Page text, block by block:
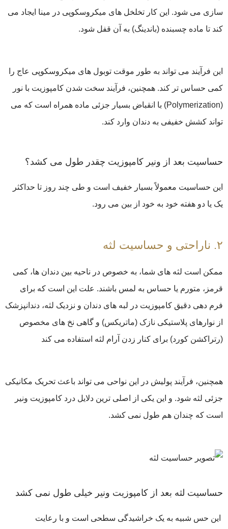
سازی می شود. این کار تخلخل های میکروسکوپی در مینا ایجاد می
کند تا ماده چسبنده (باندینگ) به آن قفل شود.
این فرآیند می تواند به طور موقت توبول های میکروسکوپی عاج را
کمی حساس تر کند. همچنین، فرآیند سخت شدن کامپوزیت با نور
(Polymerization) با انقباض بسیار جزئی ماده همراه است که می
تواند کشش خفیفی به دندان وارد کند.
حساسیت بعد از ونیر کامپوزیت چقدر طول می کشد؟
این حساسیت معمولاً بسیار خفیف است و طی چند روز تا حداکثر
یک یا دو هفته خود به خود از بین می رود.
۲. ناراحتی و حساسیت لثه
ممکن است لثه های شما، به خصوص در ناحیه بین دندان ها، کمی
قرمز، متورم یا حساس به لمس باشند. علت این است که برای
فرم دهی دقیق کامپوزیت در لبه های دندان و نزدیک لثه، دندانپزشک
از نوارهای پلاستیکی نازک (ماتریکس) و گاهی نخ های مخصوص
(رتراکشن کورد) برای کنار زدن آرام لثه استفاده می کند
همچنین، فرآیند پولیش در این نواحی می تواند باعث تحریک مکانیکی
جزئی لثه شود. و این یکی از اصلی ترین دلایل درد کامپوزیت ونیر
است که چندان هم طول نمی کشد.
حساسیت لثه بعد از کامپوزیت ونیر خیلی طول نمی کشد
این حس شبیه به یک خراشیدگی سطحی است و با رعایت